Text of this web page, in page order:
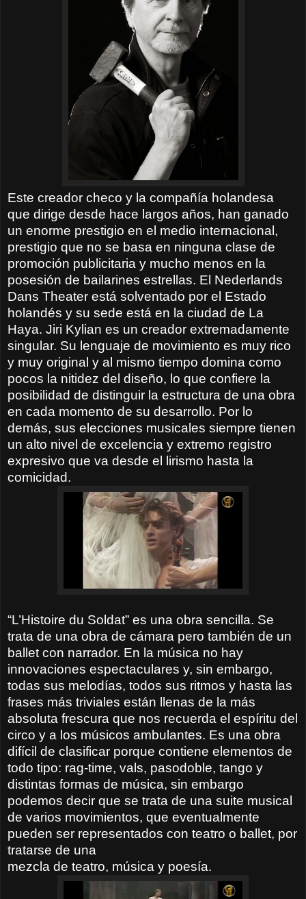
Este creador checo y la compañía holandesa
que dirige desde hace largos años, han ganado
un enorme prestigio en el medio internacional,
prestigio que no se basa en ninguna clase de
promoción publicitaria y mucho menos en la
posesión de bailarines estrellas. El Nederlands
Dans Theater está solventado por el Estado
holandés y su sede está en la ciudad de La
Haya. Jiri Kylian es un creador extremadamente
singular. Su lenguaje de movimiento es muy rico
y muy original y al mismo tiempo domina como
pocos la nitidez del diseño, lo que confiere la
posibilidad de distinguir la estructura de una obra
en cada momento de su desarrollo. Por lo
demás, sus elecciones musicales siempre tienen
un alto nivel de excelencia y extremo registro
expresivo que va desde el lirismo hasta la
comicidad.
“L’Histoire du Soldat” es una obra sencilla. Se
trata de una obra de cámara pero también de un
ballet con narrador. En la música no hay
innovaciones espectaculares y, sin embargo,
todas sus melodías, todos sus ritmos y hasta las
frases más triviales están llenas de la más
absoluta frescura que nos recuerda el espíritu del
circo y a los músicos ambulantes. Es una obra
difícil de clasificar porque contiene elementos de
todo tipo: rag-time, vals, pasodoble, tango y
distintas formas de música, sin embargo
podemos decir que se trata de una suite musical
de varios movimientos, que eventualmente
pueden ser representados con teatro o ballet, por
tratarse de una
mezcla de teatro, música y poesía.